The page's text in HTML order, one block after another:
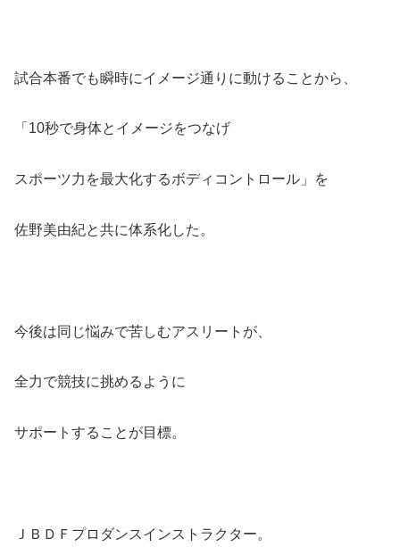
試合本番でも瞬時にイメージ通りに動けることから、
「10秒で身体とイメージをつなげ
スポーツ力を最大化するボディコントロール」を
佐野美由紀と共に体系化した。
今後は同じ悩みで苦しむアスリートが、
全力で競技に挑めるように
サポートすることが目標。
ＪＢＤＦプロダンスインストラクター。